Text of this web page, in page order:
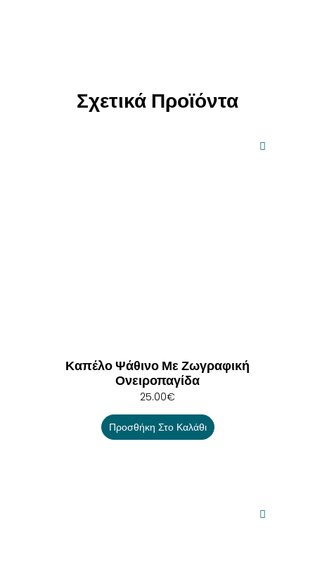
Σχετικά Προϊόντα
Καπέλο Ψάθινο Με Ζωγραφική
Ονειροπαγίδα
25.00€
Προσθήκη Στο Καλάθι